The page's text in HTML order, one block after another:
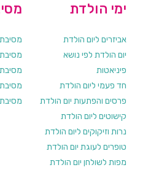
מסיבת
מסיבת
מסיבת
מסיבת
מסיבת
ימי הולדת
אביזרים ליום הולדת
יום הולדת לפי נושא
פיניאטות
חד פעמי ליום הולדת
פרסים והפתעות יום הולדת
קישוטים ליום הולדת
נרות וזיקוקים ליום הולדת
טופרים לעוגת יום הולדת
מפות לשולחן יום הולדת